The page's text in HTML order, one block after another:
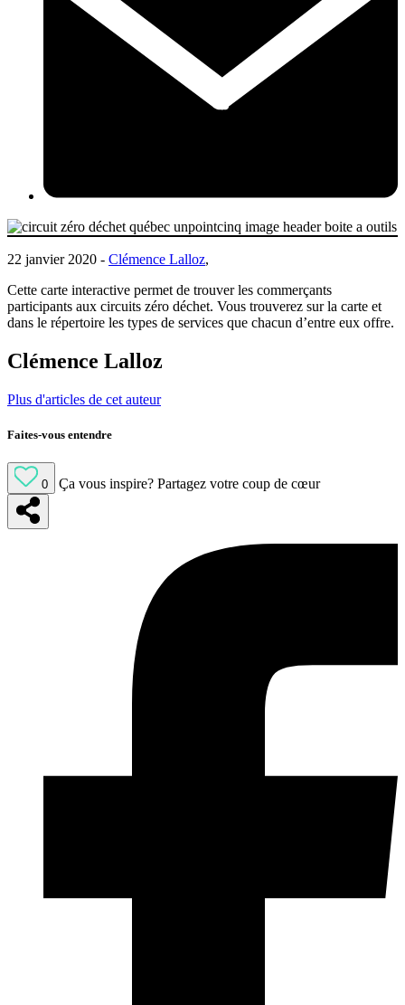
22 janvier 2020 - Clémence Lalloz,
Cette carte interactive permet de trouver les commerçants
participants aux circuits zéro déchet. Vous trouverez sur la carte et
dans le répertoire les types de services que chacun d’entre eux offre.
Clémence Lalloz
Plus d'articles de cet auteur
Faites-vous entendre
0 Ça vous inspire? Partagez votre coup de cœur